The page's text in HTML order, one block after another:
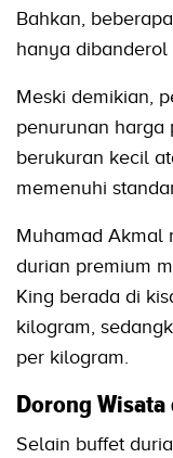
Bahkan,
hanya dibanderol
Meski demikian,
penurunan harga
berukuran kecil
memenuhi
Muhamad Akmal
durian premium
King berada di
kilogram,
per kilogram.
Dorong
Selain buffet